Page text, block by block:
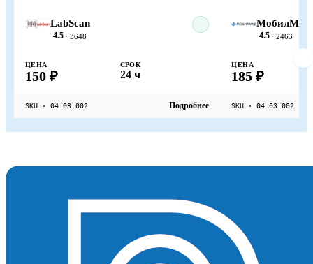
LabScan
4.5 · 3648
ЦЕНА
150 ₽
СРОК
24 ч
SKU · 04.03.002 Подробнее
МобилМед
4.5 · 2463
ЦЕНА
185 ₽
SKU · 04.03.002